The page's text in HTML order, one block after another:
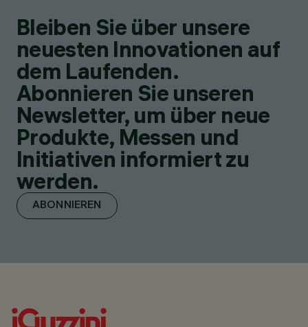
Bleiben Sie über unsere
neuesten Innovationen auf
dem Laufenden.
Abonnieren Sie unseren
Newsletter, um über neue
Produkte, Messen und
Initiativen informiert zu
werden.
ABONNIEREN